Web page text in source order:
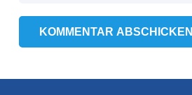
KOMMENTAR ABSCHICKEN